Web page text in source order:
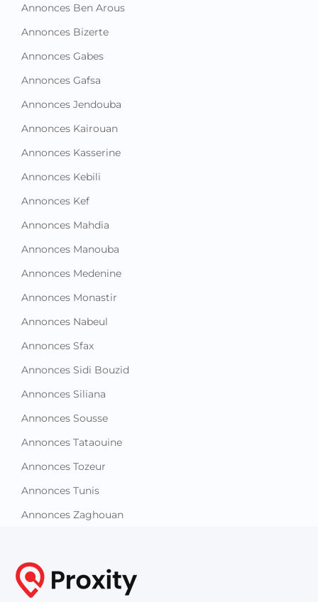
Annonces Ben Arous
Annonces Bizerte
Annonces Gabes
Annonces Gafsa
Annonces Jendouba
Annonces Kairouan
Annonces Kasserine
Annonces Kebili
Annonces Kef
Annonces Mahdia
Annonces Manouba
Annonces Medenine
Annonces Monastir
Annonces Nabeul
Annonces Sfax
Annonces Sidi Bouzid
Annonces Siliana
Annonces Sousse
Annonces Tataouine
Annonces Tozeur
Annonces Tunis
Annonces Zaghouan